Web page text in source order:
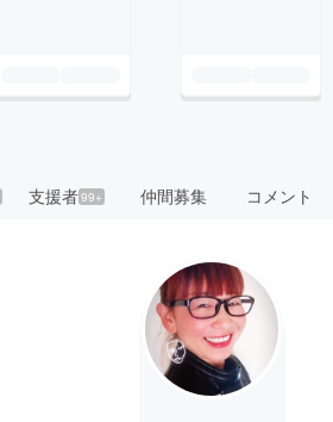
支援者99+ 仲間募集 コメント